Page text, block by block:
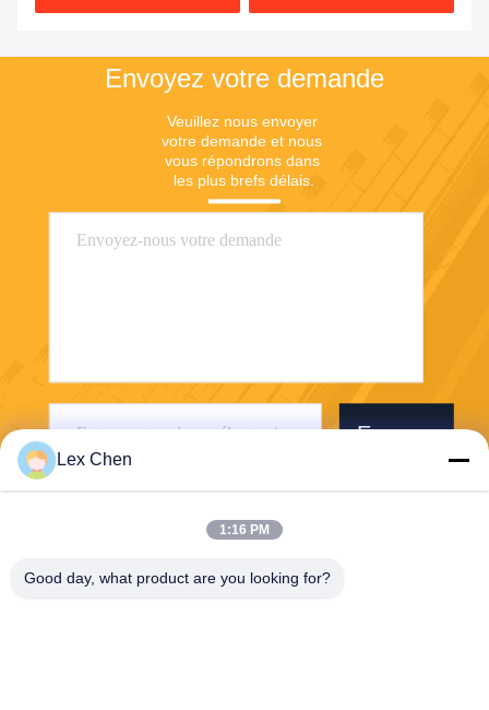
750G
Envoyez votre demande
Veuillez nous envoyer
votre demande et nous
vous répondrons dans
les plus brefs délais.
Envoyer
Lex Chen
1:16 PM
Good day, what product are you looking for?